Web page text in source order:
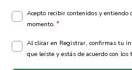
Acepto recibir contenidos y entiendo
momento. *
Al clicar en Registrar, confirmas tu
que leíste y estás de acuerdo con los